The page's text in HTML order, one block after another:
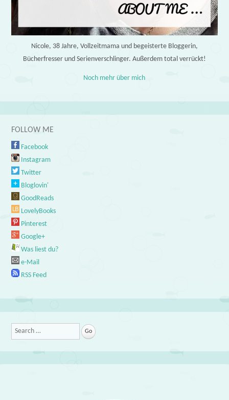
Nicole, 38 Jahre, Vollzeitmama und begeisterte Bloggerin,
Bücherfresser und Serienverschlinger. Außerdem total verrückt!
Noch mehr über mich
FOLLOW ME
Facebook
Instagram
Twitter
Bloglovin'
GoodReads
LovelyBooks
Pinterest
Google+
Was liest du?
e-Mail
RSS Feed
Search